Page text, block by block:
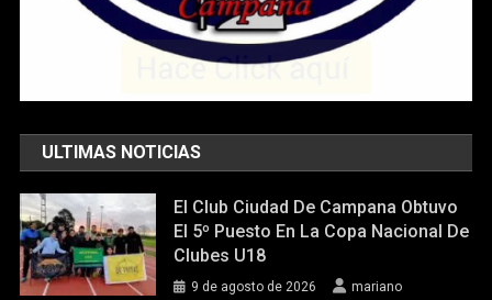
ULTIMAS NOTICIAS
El Club Ciudad De Campana Obtuvo
El 5º Puesto En La Copa Nacional De
Clubes U18
9 de agosto de 2026 mariano